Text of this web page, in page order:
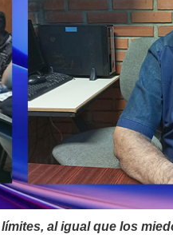
al igual que los